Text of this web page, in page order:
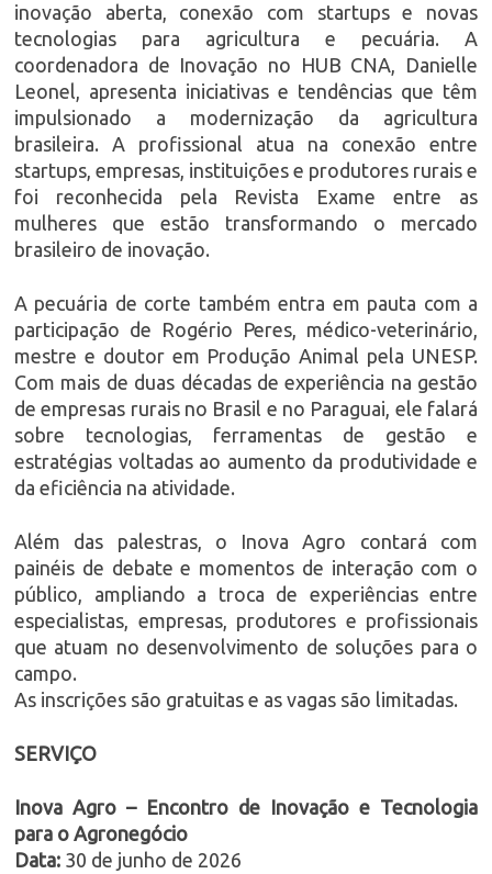
inovação aberta, conexão com startups e novas
tecnologias para agricultura e pecuária. A
coordenadora de Inovação no HUB CNA, Danielle
Leonel, apresenta iniciativas e tendências que têm
impulsionado a modernização da agricultura
brasileira. A profissional atua na conexão entre
startups, empresas, instituições e produtores rurais e
foi reconhecida pela Revista Exame entre as
mulheres que estão transformando o mercado
brasileiro de inovação.
A pecuária de corte também entra em pauta com a
participação de Rogério Peres, médico-veterinário,
mestre e doutor em Produção Animal pela UNESP.
Com mais de duas décadas de experiência na gestão
de empresas rurais no Brasil e no Paraguai, ele falará
sobre tecnologias, ferramentas de gestão e
estratégias voltadas ao aumento da produtividade e
da eficiência na atividade.
Além das palestras, o Inova Agro contará com
painéis de debate e momentos de interação com o
público, ampliando a troca de experiências entre
especialistas, empresas, produtores e profissionais
que atuam no desenvolvimento de soluções para o
campo.
As inscrições são gratuitas e as vagas são limitadas.
SERVIÇO
Inova Agro – Encontro de Inovação e Tecnologia
para o Agronegócio
Data: 30 de junho de 2026